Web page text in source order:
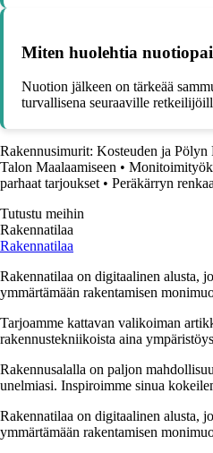
Miten huolehtia
Nuotion jälkeen on tärkeää
turvallisena seuraaville
Rakennusimurit: Kosteuden ja
Talon Maalaamiseen •
parhaat tarjoukset• Peräkärryn
Tutustu meihin
Rakennatilaa
Rakennatilaa
Rakennatilaa on digitaalinen alusta,
ymmärtämään rakentamisen
Tarjoamme kattavan valikoiman
rakennustekniikoista aina
Rakennusalalla on paljon
unelmiasi. Inspiroimme sinua
Rakennatilaa on digitaalinen alusta,
ymmärtämään rakentamisen